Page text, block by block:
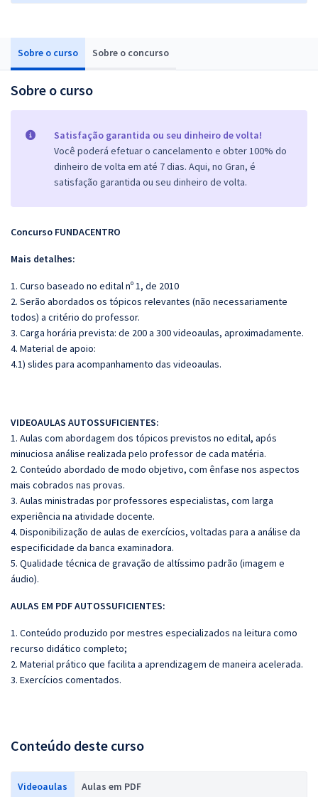
Sobre o curso Sobre o concurso
Sobre o curso
Satisfação garantida ou seu dinheiro de volta!
Você poderá efetuar o cancelamento e obter 100% do
dinheiro de volta em até 7 dias. Aqui, no Gran, é
satisfação garantida ou seu dinheiro de volta.
Concurso FUNDACENTRO
Mais detalhes:
1. Curso baseado no edital nº 1, de 2010
2. Serão abordados os tópicos relevantes (não necessariamente
todos) a critério do professor.
3. Carga horária prevista: de 200 a 300 videoaulas, aproximadamente.
4. Material de apoio:
4.1) slides para acompanhamento das videoaulas.
VIDEOAULAS AUTOSSUFICIENTES:
1. Aulas com abordagem dos tópicos previstos no edital, após
minuciosa análise realizada pelo professor de cada matéria.
2. Conteúdo abordado de modo objetivo, com ênfase nos aspectos
mais cobrados nas provas.
3. Aulas ministradas por professores especialistas, com larga
experiência na atividade docente.
4. Disponibilização de aulas de exercícios, voltadas para a análise da
especificidade da banca examinadora.
5. Qualidade técnica de gravação de altíssimo padrão (imagem e
áudio).
AULAS EM PDF AUTOSSUFICIENTES:
1. Conteúdo produzido por mestres especializados na leitura como
recurso didático completo;
2. Material prático que facilita a aprendizagem de maneira acelerada.
3. Exercícios comentados.
Conteúdo deste curso
Videoaulas Aulas em PDF